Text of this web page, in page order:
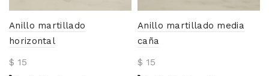
Anillo martillado
horizontal
$ 15
Anillo martillado media
caña
$ 15